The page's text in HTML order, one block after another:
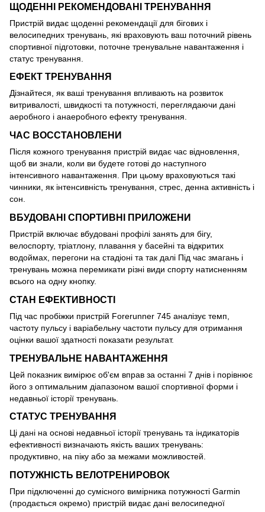
ЩОДЕННІ РЕКОМЕНДОВАНІ ТРЕНУВАННЯ
Пристрій видає щоденні рекомендації для бігових і
велосипедних тренувань, які враховують ваш поточний рівень
спортивної підготовки, поточне тренувальне навантаження і
статус тренування.
ЕФЕКТ ТРЕНУВАННЯ
Дізнайтеся, як ваші тренування впливають на розвиток
витривалості, швидкості та потужності, переглядаючи дані
аеробного і анаеробного ефекту тренування.
ЧАС ВОССТАНОВЛЕНИ
Після кожного тренування пристрій видає час відновлення,
щоб ви знали, коли ви будете готові до наступного
інтенсивного навантаження. При цьому враховуються такі
чинники, як інтенсивність тренування, стрес, денна активність і
сон.
ВБУДОВАНІ СПОРТИВНІ ПРИЛОЖЕНИ
Пристрій включає вбудовані профілі занять для бігу,
велоспорту, тріатлону, плавання у басейні та відкритих
водоймах, перегони на стадіоні та так далі Під час змагань і
тренувань можна перемикати різні види спорту натисненням
всього на одну кнопку.
СТАН ЕФЕКТИВНОСТІ
Під час пробіжки пристрій Forerunner 745 аналізує темп,
частоту пульсу і варіабельну частоти пульсу для отримання
оцінки вашої здатності показати результат.
ТРЕНУВАЛЬНЕ НАВАНТАЖЕННЯ
Цей показник вимірює об'єм вправ за останні 7 днів і порівнює
його з оптимальним діапазоном вашої спортивної форми і
недавньої історії тренувань.
СТАТУС ТРЕНУВАННЯ
Ці дані на основі недавньої історії тренувань та індикаторів
ефективності визначають якість ваших тренувань:
продуктивно, на піку або за межами можливостей.
ПОТУЖНІСТЬ ВЕЛОТРЕНИРОВОК
При підключенні до сумісного вимірника потужності Garmin
(продається окремо) пристрій видає дані велосипедної